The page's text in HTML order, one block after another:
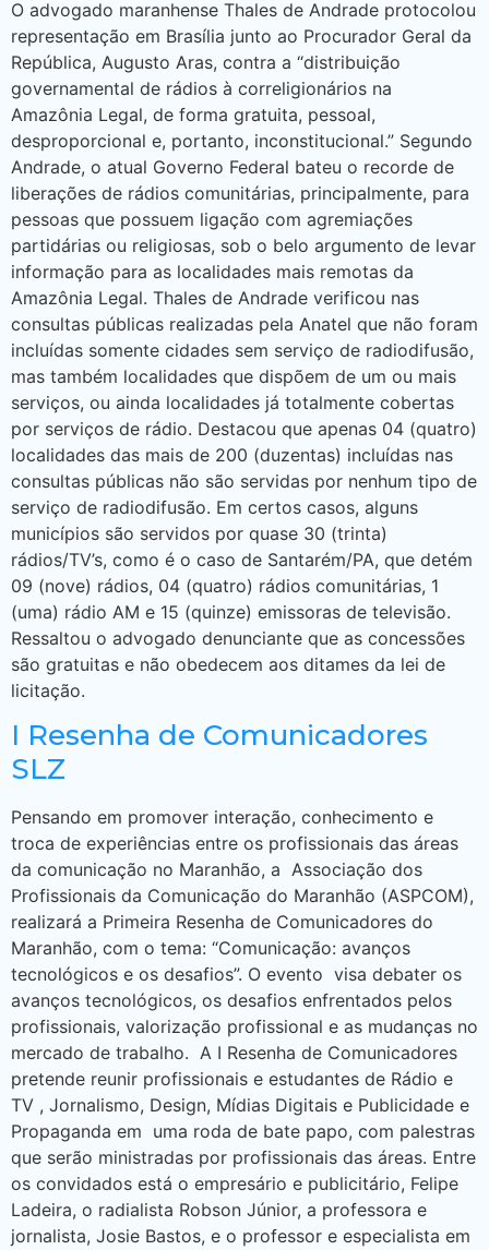
O advogado maranhense Thales de Andrade protocolou
representação em Brasília junto ao Procurador Geral da
República, Augusto Aras, contra a “distribuição
governamental de rádios à correligionários na
Amazônia Legal, de forma gratuita, pessoal,
desproporcional e, portanto, inconstitucional.” Segundo
Andrade, o atual Governo Federal bateu o recorde de
liberações de rádios comunitárias, principalmente, para
pessoas que possuem ligação com agremiações
partidárias ou religiosas, sob o belo argumento de levar
informação para as localidades mais remotas da
Amazônia Legal. Thales de Andrade verificou nas
consultas públicas realizadas pela Anatel que não foram
incluídas somente cidades sem serviço de radiodifusão,
mas também localidades que dispõem de um ou mais
serviços, ou ainda localidades já totalmente cobertas
por serviços de rádio. Destacou que apenas 04 (quatro)
localidades das mais de 200 (duzentas) incluídas nas
consultas públicas não são servidas por nenhum tipo de
serviço de radiodifusão. Em certos casos, alguns
municípios são servidos por quase 30 (trinta)
rádios/TV’s, como é o caso de Santarém/PA, que detém
09 (nove) rádios, 04 (quatro) rádios comunitárias, 1
(uma) rádio AM e 15 (quinze) emissoras de televisão.
Ressaltou o advogado denunciante que as concessões
são gratuitas e não obedecem aos ditames da lei de
licitação.
I Resenha de Comunicadores
SLZ
Pensando em promover interação, conhecimento e
troca de experiências entre os profissionais das áreas
da comunicação no Maranhão, a Associação dos
Profissionais da Comunicação do Maranhão (ASPCOM),
realizará a Primeira Resenha de Comunicadores do
Maranhão, com o tema: “Comunicação: avanços
tecnológicos e os desafios”. O evento visa debater os
avanços tecnológicos, os desafios enfrentados pelos
profissionais, valorização profissional e as mudanças no
mercado de trabalho. A I Resenha de Comunicadores
pretende reunir profissionais e estudantes de Rádio e
TV , Jornalismo, Design, Mídias Digitais e Publicidade e
Propaganda em uma roda de bate papo, com palestras
que serão ministradas por profissionais das áreas. Entre
os convidados está o empresário e publicitário, Felipe
Ladeira, o radialista Robson Júnior, a professora e
jornalista, Josie Bastos, e o professor e especialista em